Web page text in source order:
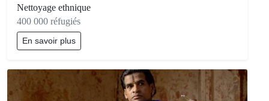
Nettoyage ethnique
400 000 réfugiés
En savoir plus